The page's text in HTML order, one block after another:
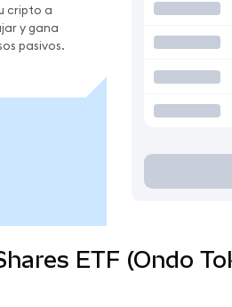
cripto a
y gana
pasivos.
ETF (Ondo